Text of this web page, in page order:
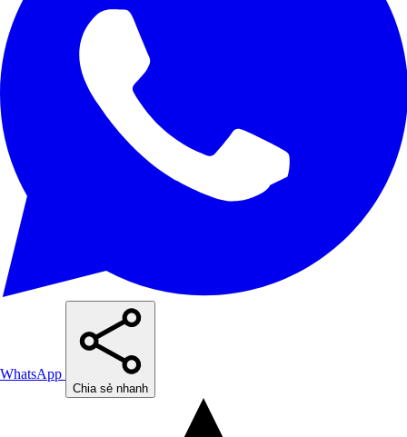
WhatsApp
Chia sẻ nhanh